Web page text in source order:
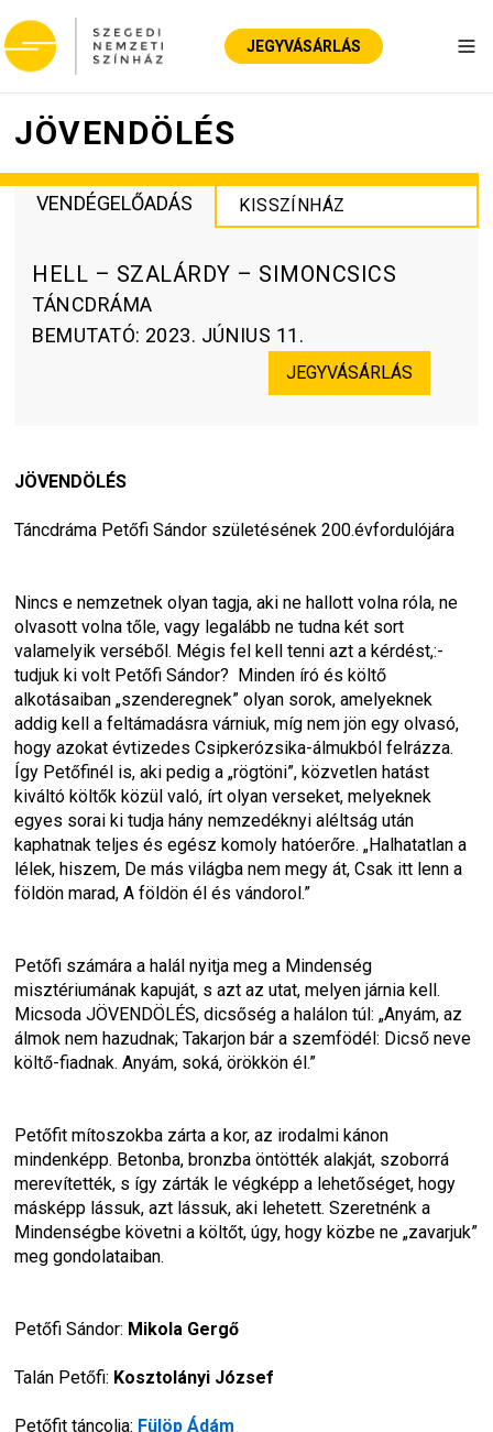
JEGYVÁSÁRLÁS
JÖVENDÖLÉS
VENDÉGELŐADÁS KISSZÍNHÁZ
HELL – SZALÁRDY – SIMONCSICS
TÁNCDRÁMA
BEMUTATÓ: 2023. JÚNIUS 11.
JEGYVÁSÁRLÁS
JÖVENDÖLÉS
Táncdráma Petőfi Sándor születésének 200.évfordulójára
Nincs e nemzetnek olyan tagja, aki ne hallott volna róla, ne
olvasott volna tőle, vagy legalább ne tudna két sort
valamelyik verséből. Mégis fel kell tenni azt a kérdést,:-
tudjuk ki volt Petőfi Sándor?  Minden író és költő
alkotásaiban „szenderegnek” olyan sorok, amelyeknek
addig kell a feltámadásra várniuk, míg nem jön egy olvasó,
hogy azokat évtizedes Csipkerózsika-álmukból felrázza.
Így Petőfinél is, aki pedig a „rögtöni”, közvetlen hatást
kiváltó költők közül való, írt olyan verseket, melyeknek
egyes sorai ki tudja hány nemzedéknyi aléltság után
kaphatnak teljes és egész komoly hatóerőre. „Halhatatlan a
lélek, hiszem, De más világba nem megy át, Csak itt lenn a
földön marad, A földön él és vándorol.”
Petőfi számára a halál nyitja meg a Mindenség
misztériumának kapuját, s azt az utat, melyen járnia kell.
Micsoda JÖVENDÖLÉS, dicsőség a halálon túl: „Anyám, az
álmok nem hazudnak; Takarjon bár a szemfödél: Dicső neve
költő-fiadnak. Anyám, soká, örökkön él.”
Petőfit mítoszokba zárta a kor, az irodalmi kánon
mindenképp. Betonba, bronzba öntötték alakját, szoborrá
merevítették, s így zárták le végképp a lehetőséget, hogy
másképp lássuk, azt lássuk, aki lehetett. Szeretnénk a
Mindenségbe követni a költőt, úgy, hogy közbe ne „zavarjuk”
meg gondolataiban.
Petőfi Sándor: Mikola Gergő
Talán Petőfi: Kosztolányi József
Petőfit táncolja: Fülöp Ádám